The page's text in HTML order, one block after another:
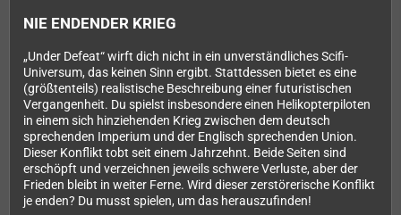
NIE ENDENDER KRIEG
„Under Defeat“ wirft dich nicht in ein unverständliches Scifi-
Universum, das keinen Sinn ergibt. Stattdessen bietet es eine
(größtenteils) realistische Beschreibung einer futuristischen
Vergangenheit. Du spielst insbesondere einen Helikopterpiloten
in einem sich hinziehenden Krieg zwischen dem deutsch
sprechenden Imperium und der Englisch sprechenden Union.
Dieser Konflikt tobt seit einem Jahrzehnt. Beide Seiten sind
erschöpft und verzeichnen jeweils schwere Verluste, aber der
Frieden bleibt in weiter Ferne. Wird dieser zerstörerische Konflikt
je enden? Du musst spielen, um das herauszufinden!